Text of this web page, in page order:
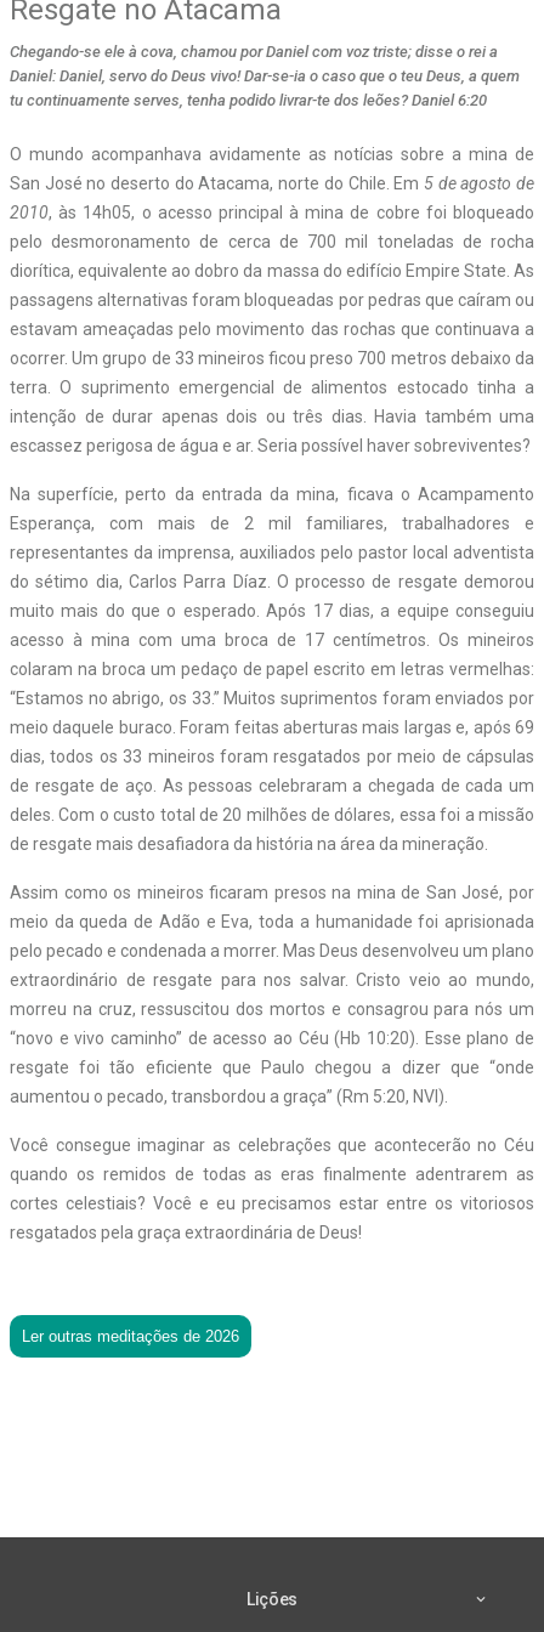
Resgate no Atacama
Chegando-se ele à cova, chamou por Daniel com voz triste; disse o rei a
Daniel: Daniel, servo do Deus vivo! Dar-se-ia o caso que o teu Deus, a quem
tu continuamente serves, tenha podido livrar-te dos leões? Daniel 6:20
O mundo acompanhava avidamente as notícias sobre a mina de
San José no deserto do Atacama, norte do Chile. Em 5 de agosto de
2010, às 14h05, o acesso principal à mina de cobre foi bloqueado
pelo desmoronamento de cerca de 700 mil toneladas de rocha
diorítica, equivalente ao dobro da massa do edifício Empire State. As
passagens alternativas foram bloqueadas por pedras que caíram ou
estavam ameaçadas pelo movimento das rochas que continuava a
ocorrer. Um grupo de 33 mineiros ficou preso 700 metros debaixo da
terra. O suprimento emergencial de alimentos estocado tinha a
intenção de durar apenas dois ou três dias. Havia também uma
escassez perigosa de água e ar. Seria possível haver sobreviventes?
Na superfície, perto da entrada da mina, ficava o Acampamento
Esperança, com mais de 2 mil familiares, trabalhadores e
representantes da imprensa, auxiliados pelo pastor local adventista
do sétimo dia, Carlos Parra Díaz. O processo de resgate demorou
muito mais do que o esperado. Após 17 dias, a equipe conseguiu
acesso à mina com uma broca de 17 centímetros. Os mineiros
colaram na broca um pedaço de papel escrito em letras vermelhas:
“Estamos no abrigo, os 33.” Muitos suprimentos foram enviados por
meio daquele buraco. Foram feitas aberturas mais largas e, após 69
dias, todos os 33 mineiros foram resgatados por meio de cápsulas
de resgate de aço. As pessoas celebraram a chegada de cada um
deles. Com o custo total de 20 milhões de dólares, essa foi a missão
de resgate mais desafiadora da história na área da mineração.
Assim como os mineiros ficaram presos na mina de San José, por
meio da queda de Adão e Eva, toda a humanidade foi aprisionada
pelo pecado e condenada a morrer. Mas Deus desenvolveu um plano
extraordinário de resgate para nos salvar. Cristo veio ao mundo,
morreu na cruz, ressuscitou dos mortos e consagrou para nós um
“novo e vivo caminho” de acesso ao Céu (Hb 10:20). Esse plano de
resgate foi tão eficiente que Paulo chegou a dizer que “onde
aumentou o pecado, transbordou a graça” (Rm 5:20, NVI).
Você consegue imaginar as celebrações que acontecerão no Céu
quando os remidos de todas as eras finalmente adentrarem as
cortes celestiais? Você e eu precisamos estar entre os vitoriosos
resgatados pela graça extraordinária de Deus!
Ler outras meditações de 2026
Lições